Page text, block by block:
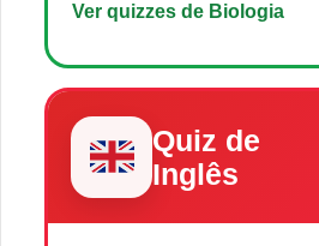
Ver quizzes de Biologia
Quiz de
Inglês